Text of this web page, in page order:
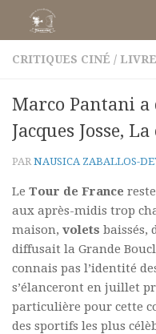
Skip to content
CRITIQUES CINÉ /
Marco Pantani a
Jacques Josse,
PAR NAUSICA ZABALLOS-
Le Tour de France
aux après-midis trop
maison, volets baissés,
diffusait la Grande
connais pas l’identité
s’élanceront en juillet
particulière pour cette
des sportifs les plus